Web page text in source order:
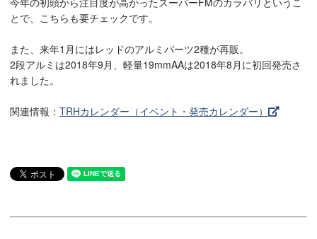
とで、こちらも要チェックです。
また、来年1月にはレッドのアルミパーツ2種が再販。
2段アルミは2018年9月、軽量19mmAAは2018年8月に初回発売さ
れました。
関連情報： TRHカレンダー（イベント・発売カレンダー）